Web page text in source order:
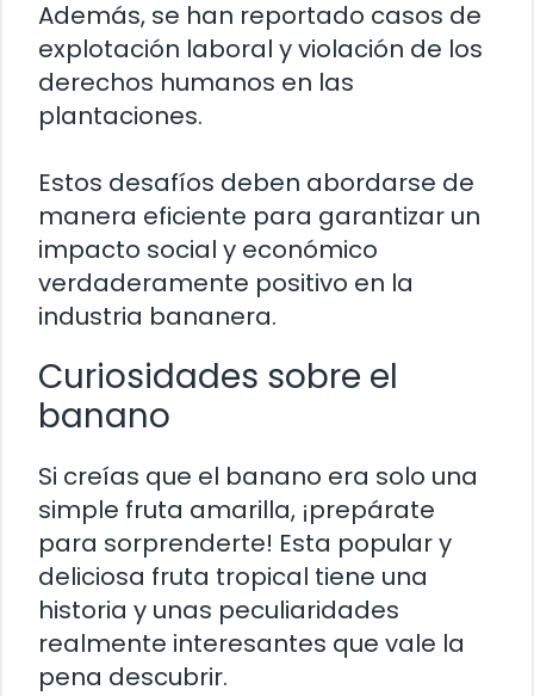
Además, se han reportado casos de
explotación laboral y violación de los
derechos humanos en las
plantaciones.
Estos desafíos deben abordarse de
manera eficiente para garantizar un
impacto social y económico
verdaderamente positivo en la
industria bananera.
Curiosidades sobre el
banano
Si creías que el banano era solo una
simple fruta amarilla, ¡prepárate
para sorprenderte! Esta popular y
deliciosa fruta tropical tiene una
historia y unas peculiaridades
realmente interesantes que vale la
pena descubrir.